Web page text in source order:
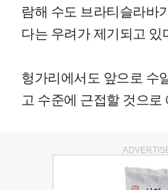
람해 수도 브라티슬라바
다는 우려가 제기되고 있
헝가리에서도 앞으로 수
고 수준에 근접할 것으로